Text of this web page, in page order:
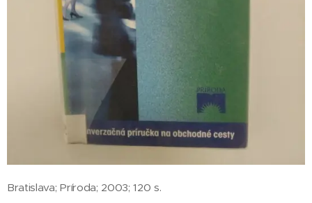
Bratislava; Príroda; 2003; 120 s.